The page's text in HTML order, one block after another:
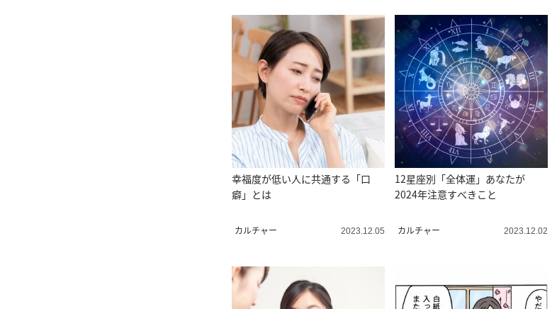
幸福度が低い人に共通する「口
癖」とは
カルチャー 2023.12.05
12星座別「全体運」あなたが
2024年注意すべきこと
カルチャー 2023.12.02